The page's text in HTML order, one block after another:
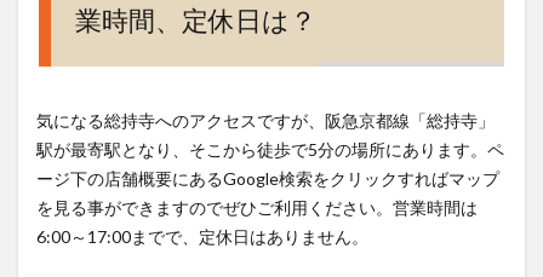
業時間、定休日は？
気になる総持寺へのアクセスですが、阪急京都線「総持寺」
駅が最寄駅となり、そこから徒歩で5分の場所にあります。ペ
ージ下の店舗概要にあるGoogle検索をクリックすればマップ
を見る事ができますのでぜひご利用ください。営業時間は
6:00～17:00までで、定休日はありません。